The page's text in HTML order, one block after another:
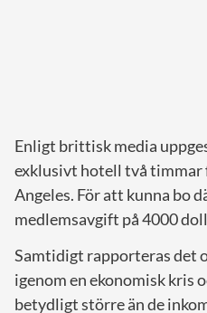
Enligt brittisk media
exklusivt hotell två timmar
Angeles. För att kunna bo
medlemsavgift på 4000
Samtidigt rapporteras det
igenom en ekonomisk kris
betydligt större än de